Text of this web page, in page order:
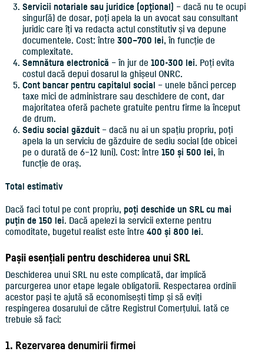
Servicii notariale sau juridice (opțional) – dacă nu te ocupi
singur(ă) de dosar, poți apela la un avocat sau consultant
juridic care îți va redacta actul constitutiv și va depune
documentele. Cost: între 300–700 lei, în funcție de
complexitate.
Semnătura electronică – în jur de 100-300 lei. Poți evita
costul dacă depui dosarul la ghișeul ONRC.
Cont bancar pentru capitalul social – unele bănci percep
taxe mici de administrare sau deschidere de cont, dar
majoritatea oferă pachete gratuite pentru firme la început
de drum.
Sediu social găzduit– dacă nu ai un spațiu propriu, poți
apela la un serviciu de găzduire de sediu social (de obicei
pe o durată de 6–12 luni). Cost: între 150 și 500 lei, în
funcție de oraș.
Total estimativ
Dacă faci totul pe cont propriu, poți deschide un SRL cu mai
puțin de 150 lei. Dacă apelezi la servicii externe pentru
comoditate, bugetul realist este între 400 și 800 lei.
Pașii esențiali pentru deschiderea unui SRL
Deschiderea unui SRL nu este complicată, dar implică
parcurgerea unor etape legale obligatorii. Respectarea ordinii
acestor pași te ajută să economisești timp și să eviți
respingerea dosarului de către Registrul Comerțului. Iată ce
trebuie să faci:
1. Rezervarea denumirii firmei